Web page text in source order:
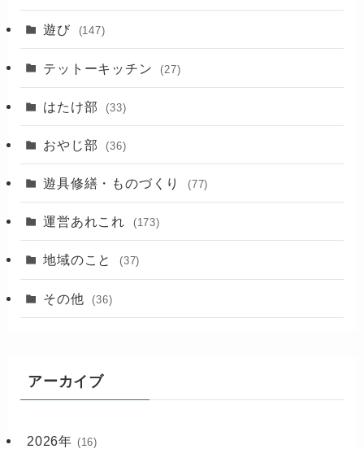
(3)
遊び (147)
テットーキッチン (27)
はたけ部 (33)
おやじ部 (36)
遊具修繕・ものづくり (77)
運営あれこれ (173)
地域のこと (37)
その他 (36)
アーカイブ
2026年 (16)